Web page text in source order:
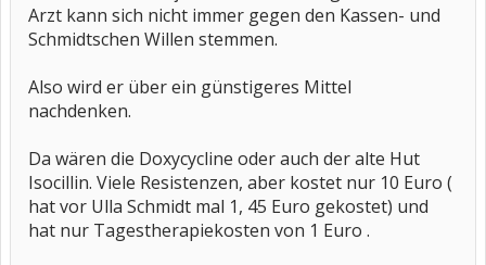
Arzt kann sich nicht immer gegen den Kassen- und
Schmidtschen Willen stemmen.
Also wird er über ein günstigeres Mittel
nachdenken.
Da wären die Doxycycline oder auch der alte Hut
Isocillin. Viele Resistenzen, aber kostet nur 10 Euro (
hat vor Ulla Schmidt mal 1, 45 Euro gekostet) und
hat nur Tagestherapiekosten von 1 Euro .